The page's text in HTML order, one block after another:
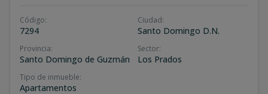
Código:
7294
Ciudad:
Santo Domingo D.N.
Provincia:
Santo Domingo de Guzmán
Sector:
Los Prados
Tipo de inmueble:
Apartamentos